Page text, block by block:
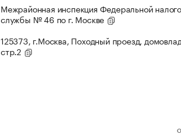
Межрайонная инспекция Федеральной
службы № 46 по г. Москве
125373, г.Москва, Походный проезд,
стр.2